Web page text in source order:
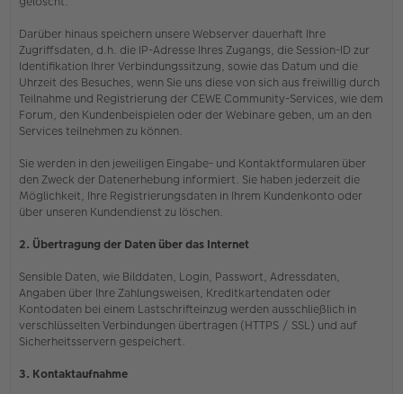
Darüber hinaus speichern unsere Webserver dauerhaft Ihre
Zugriffsdaten, d.h. die IP-Adresse Ihres Zugangs, die Session-ID zur
Identifikation Ihrer Verbindungssitzung, sowie das Datum und die
Uhrzeit des Besuches, wenn Sie uns diese von sich aus freiwillig durch
Teilnahme und Registrierung der CEWE Community-Services, wie dem
Forum, den Kundenbeispielen oder der Webinare geben, um an den
Services teilnehmen zu können.
Sie werden in den jeweiligen Eingabe- und Kontaktformularen über
den Zweck der Datenerhebung informiert. Sie haben jederzeit die
Möglichkeit, Ihre Registrierungsdaten in Ihrem Kundenkonto oder
über unseren Kundendienst zu löschen.
2. Übertragung der Daten über das Internet
Sensible Daten, wie Bilddaten, Login, Passwort, Adressdaten,
Angaben über Ihre Zahlungsweisen, Kreditkartendaten oder
Kontodaten bei einem Lastschrifteinzug werden ausschließlich in
verschlüsselten Verbindungen übertragen (HTTPS / SSL) und auf
Sicherheitsservern gespeichert.
3. Kontaktaufnahme